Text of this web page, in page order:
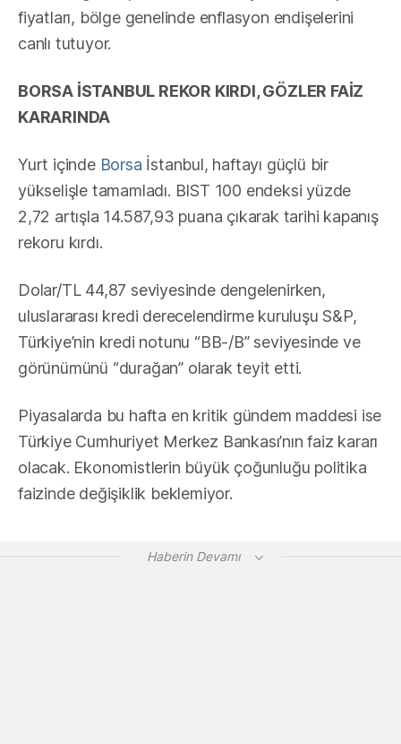
fiyatları, bölge genelinde enflasyon endişelerini
canlı tutuyor.
BORSA İSTANBUL REKOR KIRDI, GÖZLER FAİZ
KARARINDA
Yurt içinde Borsa İstanbul, haftayı güçlü bir
yükselişle tamamladı. BIST 100 endeksi yüzde
2,72 artışla 14.587,93 puana çıkarak tarihi kapanış
rekoru kırdı.
Dolar/TL 44,87 seviyesinde dengelenirken,
uluslararası kredi derecelendirme kuruluşu S&P,
Türkiye’nin kredi notunu “BB-/B” seviyesinde ve
görünümünü “durağan” olarak teyit etti.
Piyasalarda bu hafta en kritik gündem maddesi ise
Türkiye Cumhuriyet Merkez Bankası’nın faiz kararı
olacak. Ekonomistlerin büyük çoğunluğu politika
faizinde değişiklik beklemiyor.
Haberin Devamı